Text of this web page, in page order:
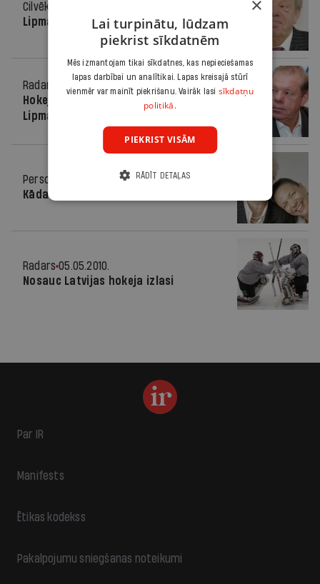
Cilvēki
Lipmana ripas
Radars
09.05.2011.
Hokeja federācijas prezidents
Lipmans varētu atstāt amatu
Personība
04.05.2011.
Kāda māte, tāda meita
Radars 05.05.2010.
Nosauc Latvijas hokeja izlasi
Par IR
Manifests
Ētikas kodekss
Pakalpojumu sniegšanas noteikumi
×
Lai turpinātu, lūdzam
piekrist sīkdatnēm
Mēs izmantojam tikai sīkdatnes, kas nepieciešamas
lapas darbībai un analītikai. Lapas kreisajā stūrī
vienmēr var mainīt piekrišanu. Vairāk lasi sīkdatņu
politikā.
PIEKRIST VISĀM
RĀDĪT DETAĻAS